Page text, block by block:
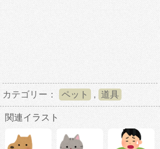
カテゴリー： ペット , 道具
関連イラスト